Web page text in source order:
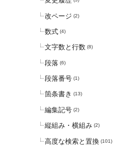
改ページ (2)
数式 (4)
文字数と行数 (8)
段落 (6)
段落番号 (1)
箇条書き (13)
編集記号 (2)
縦組み・横組み (2)
高度な検索と置換 (101)